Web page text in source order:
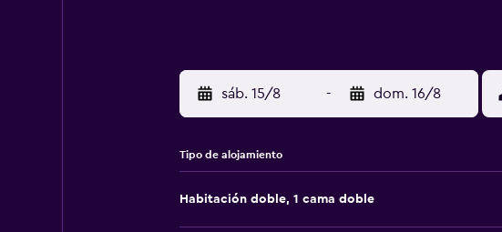
sáb. 15/8 - dom. 16/8
Tipo de alojamiento
Habitación doble, 1 cama doble